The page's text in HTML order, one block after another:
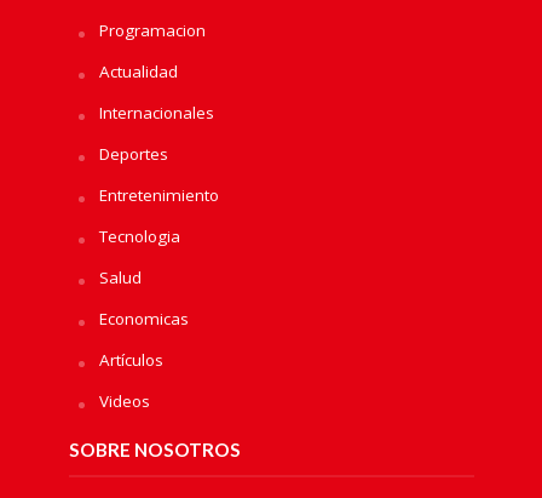
Programacion
Actualidad
Internacionales
Deportes
Entretenimiento
Tecnologia
Salud
Economicas
Artículos
Videos
SOBRE NOSOTROS